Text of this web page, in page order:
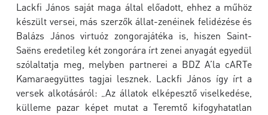
Lackfi János saját maga által előadott, ehhez a műhöz
készült versei, más szerzők állat-zenéinek felidézése és
Balázs János virtuóz zongorajátéka is, hiszen Saint-
Saëns eredetileg két zongorára írt zenei anyagát egyedül
szólaltatja meg, melyben partnerei a BDZ A’la cARTe
Kamaraegyüttes tagjai lesznek. Lackfi János így írt a
versek alkotásáról: „Az állatok elképesztő viselkedése,
külleme pazar képet mutat a Teremtő kifogyhatatlan